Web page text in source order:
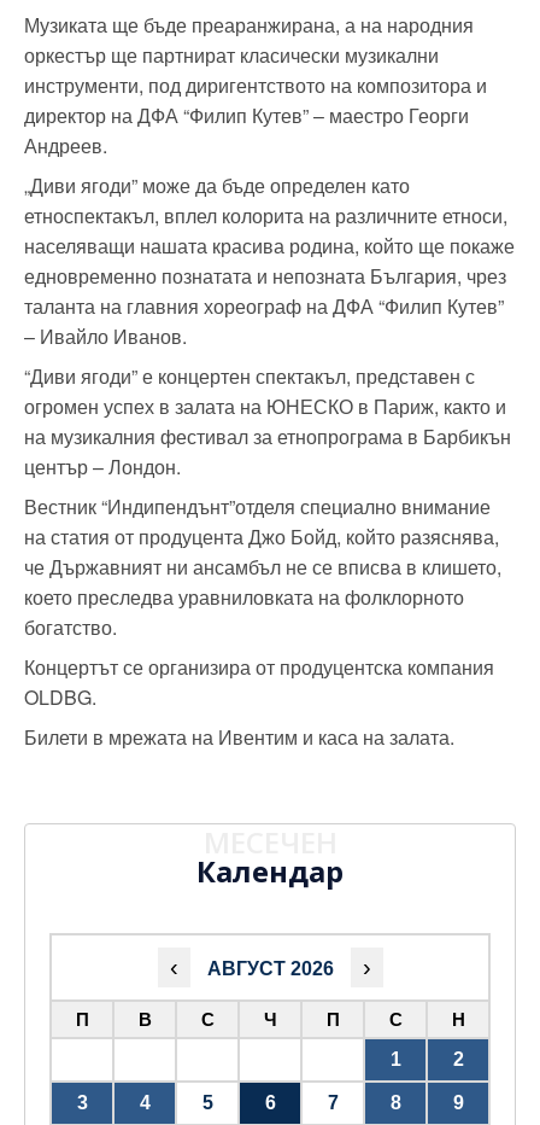
Музиката ще бъде преаранжирана, а на народния
оркестър ще партнират класически музикални
инструменти, под диригентството на композитора и
директор на ДФА “Филип Кутев” – маестро Георги
Андреев.
„Диви ягоди” може да бъде определен като
етноспектакъл, вплел колорита на различните етноси,
населяващи нашата красива родина, който ще покаже
едновременно познатата и непозната България, чрез
таланта на главния хореограф на ДФА “Филип Кутев”
– Ивайло Иванов.
“Диви ягоди” е концертен спектакъл, представен с
огромен успех в залата на ЮНЕСКО в Париж, както и
на музикалния фестивал за етнопрограма в Барбикън
център – Лондон.
Вестник “Индипендънт”отделя специално внимание
на статия от продуцента Джо Бойд, който разяснява,
че Държавният ни ансамбъл не се вписва в клишето,
което преследва уравниловката на фолклорното
богатство.
Концертът се организира от продуцентска компания
OLDBG.
Билети в мрежата на Ивентим и каса на залата.
Календар
‹ АВГУСТ 2026 ›
П В С Ч П С
Н
1
2
3 4 5 6 7 8 9